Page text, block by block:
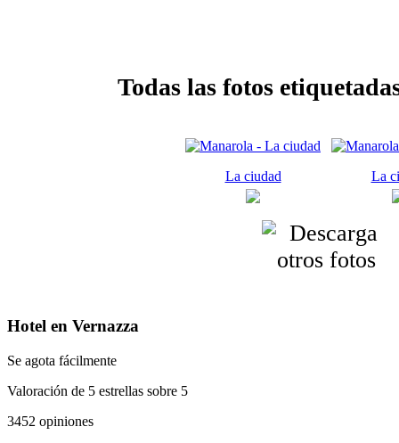
Todas las fotos
La ciudad La
Hotel en Vernazza
Se agota fácilmente
Valoración de 5 estrellas sobre 5
3452 opiniones